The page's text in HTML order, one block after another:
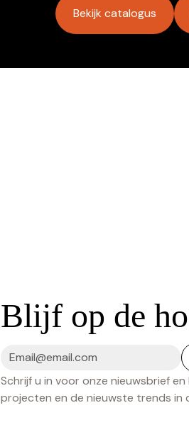
Bekijk catalogus
Blijf op de
Schrijf u in voor onze nieuwsbrief
projecten en de nieuwste trends in